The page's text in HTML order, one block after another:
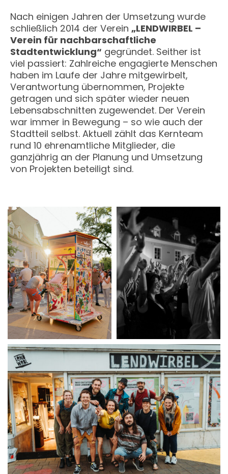
Nach einigen Jahren der Umsetzung wurde
schließlich 2014 der Verein „LENDWIRBEL –
Verein für nachbarschaftliche
Stadtentwicklung“ gegründet. Seither ist
viel passiert: Zahlreiche engagierte Menschen
haben im Laufe der Jahre mitgewirbelt,
Verantwortung übernommen, Projekte
getragen und sich später wieder neuen
Lebensabschnitten zugewendet. Der Verein
war immer in Bewegung – so wie auch der
Stadtteil selbst. Aktuell zählt das Kernteam
rund 10 ehrenamtliche Mitglieder, die
ganzjährig an der Planung und Umsetzung
von Projekten beteiligt sind.